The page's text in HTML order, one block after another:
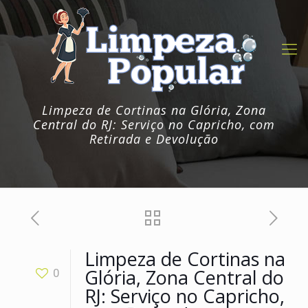
Limpeza de Cortinas na Glória, Zona
Central do RJ: Serviço no Capricho, com
Retirada e Devolução
0
Limpeza de Cortinas na
Glória, Zona Central do
RJ: Serviço no Capricho,